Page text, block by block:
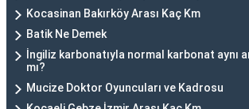
Kocasinan Bakırköy Arası Kaç Km
Batik Ne Demek
İngiliz karbonatıyla normal karbonat aynı
mı?
Mucize Doktor Oyuncuları ve Kadrosu